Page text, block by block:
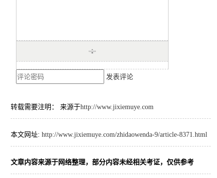
发表评论
转载需要注明： 来源于http://www.jixiemuye.com
本文网址: http://www.jixiemuye.com/zhidaowenda-9/article-8371.html
文章内容来源于网络整理，部分内容未经相关考证，仅供参考